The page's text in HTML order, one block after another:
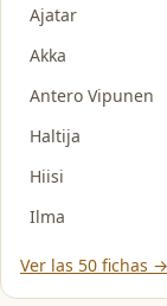
Ajatar
Akka
Antero Vipunen
Haltija
Hiisi
Ilma
Ver las 50 fichas →